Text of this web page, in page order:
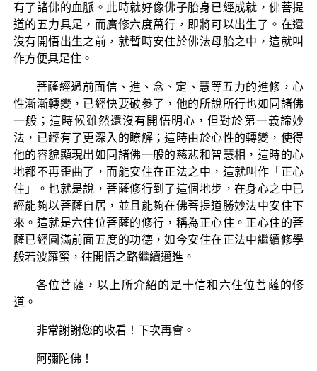
有了諸佛的血脈。此時就好像佛子胎身已經成就，佛菩提
道的五力具足，而廣修六度萬行，即將可以出生了。在還
沒有開悟出生之前，就暫時安住於佛法母胎之中，這就叫
作方便具足住。
菩薩經過前面信、進、念、定、慧等五力的進修，心
性漸漸轉變，已經快要破參了，他的所說所行也如同諸佛
一般；這時候雖然還沒有開悟明心，但對於第一義諦妙
法，已經有了更深入的瞭解；這時由於心性的轉變，使得
他的容貌顯現出如同諸佛一般的慈悲和智慧相，這時的心
地都不再歪曲了，而能安住在正法之中，這就叫作「正心
住」。也就是說，菩薩修行到了這個地步，在身心之中已
經能夠以菩薩自居，並且能夠在佛菩提道勝妙法中安住下
來。這就是六住位菩薩的修行，稱為正心住。正心住的菩
薩已經圓滿前面五度的功德，如今安住在正法中繼續修學
般若波羅蜜，往開悟之路繼續邁進。
各位菩薩，以上所介紹的是十信和六住位菩薩的修
道。
非常謝謝您的收看！下次再會。
阿彌陀佛！